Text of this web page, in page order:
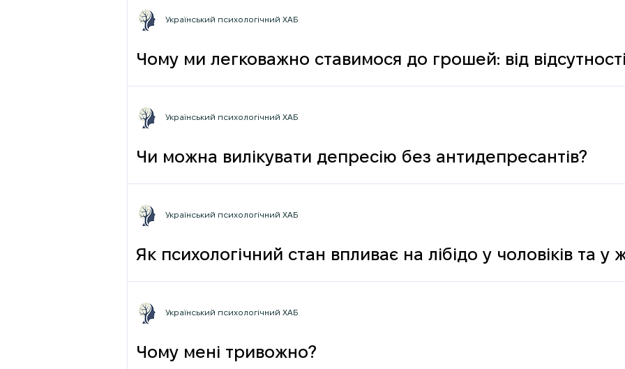
Чому ми легковажно ставимося до грошей: від
грамотності до психологічних і психічних причин
Український психологічний ХАБ
Чи можна вилікувати депресію без антидепресантів?
Український психологічний ХАБ
Як психологічний стан впливає на лібідо у чоловіків та у
Український психологічний ХАБ
Чому мені тривожно?
Український психологічний ХАБ